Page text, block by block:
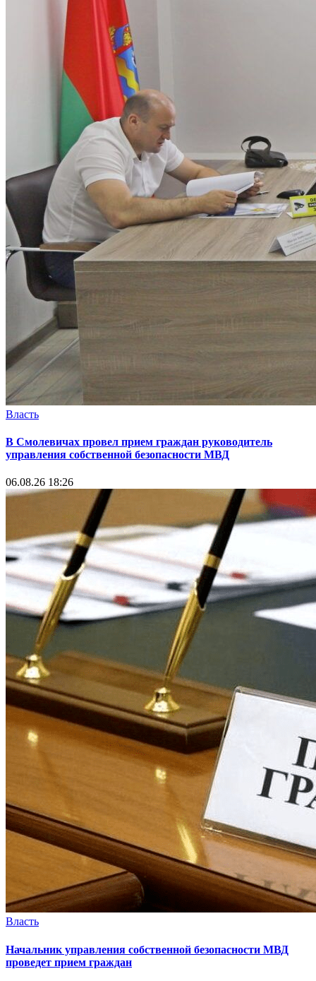
Власть
В Смолевичах провел прием граждан руководитель
управления собственной безопасности МВД
06.08.26 18:26
Власть
Начальник управления собственной безопасности МВД
проведет прием граждан